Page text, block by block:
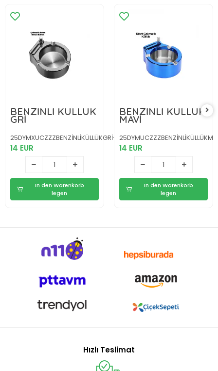
BENZİNLİ KÜLLÜK
GRİ
25DYMXUCZZZBENZİNLİKÜLLÜKGRİ-5
14 EUR
In den Warenkorb
legen
BENZİNLİ KÜLLÜK
MAVİ
14 EUR
In den Warenkorb
legen
Hızlı Teslimat